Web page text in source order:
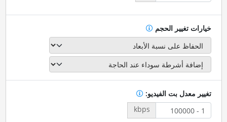
خيارات تغيير الحجم
تغيير معدل بت الفيديو:
kbps